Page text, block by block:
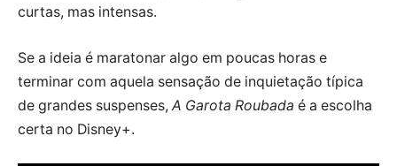
curtas, mas intensas.
Se a ideia é maratonar algo em poucas horas e
terminar com aquela sensação de inquietação típica
de grandes suspenses, A Garota Roubada é a escolha
certa no Disney+.